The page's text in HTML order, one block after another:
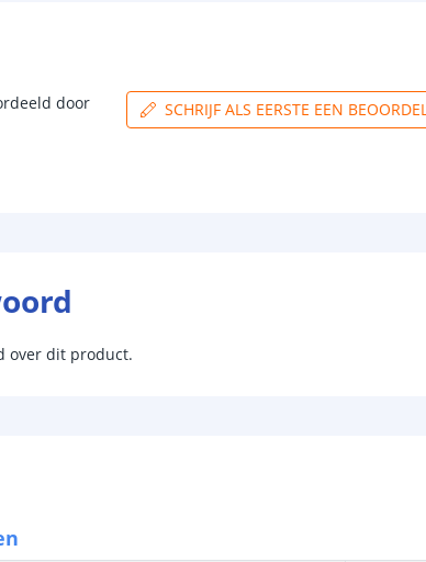
door
SCHRIJF ALS EERSTE EEN
over dit product.